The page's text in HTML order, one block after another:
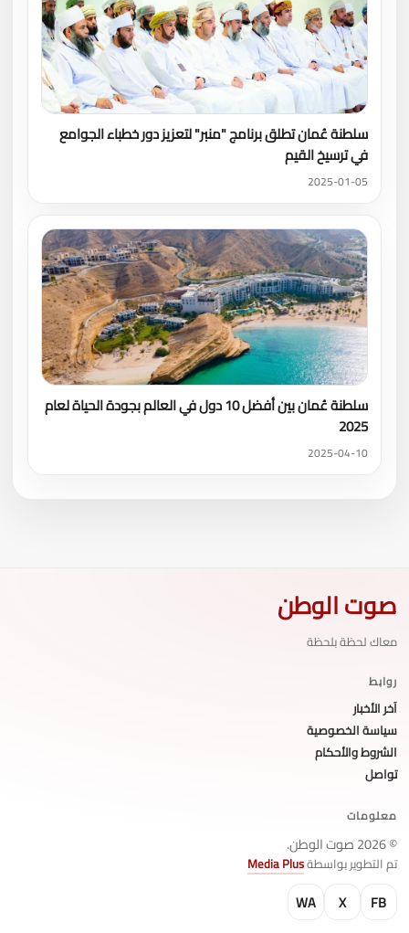
سلطنة عُمان تطلق برنامج "منبر" لتعزيز دور خطباء الجوامع
في ترسيخ القيم
2025-01-05
سلطنة عُمان بين أفضل 10 دول في العالم بجودة الحياة لعام
2025
2025-04-10
صوت الوطن
معاك لحظة بلحظة
روابط
آخر الأخبار
سياسة الخصوصية
الشروط والأحكام
تواصل
معلومات
© 2026 صوت الوطن.
تم التطوير بواسطةMedia Plus
FB
X
WA